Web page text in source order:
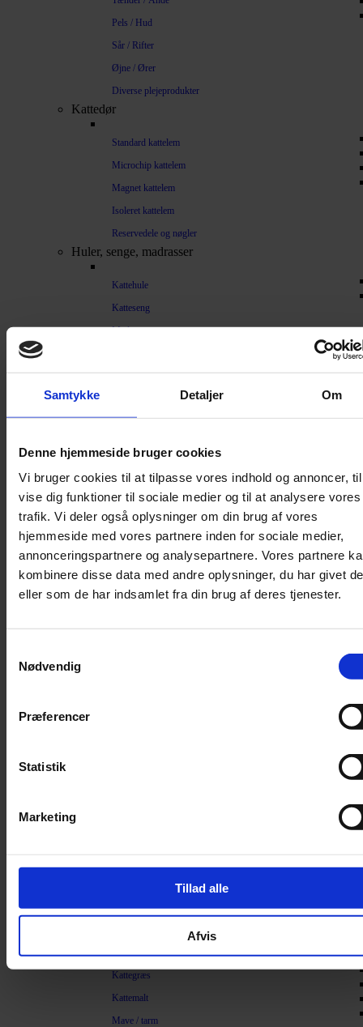
Samtykke Detaljer Om
Denne hjemmeside bruger cookies
Vi bruger cookies til at tilpasse vores indhold og annoncer,
vise dig funktioner til sociale medier og til at analysere vores
trafik. Vi deler også oplysninger om din brug af vores
hjemmeside med vores partnere inden for sociale medier,
annonceringspartnere og analysepartnere. Vores partnere
kombinere disse data med andre oplysninger, du har givet
eller som de har indsamlet fra din brug af deres tjenester.
Nødvendig
Præferencer
Statistik
Marketing
Tillad alle
Afvis
Pels / Hud
Sår / Rifter
Øjne / Ører
Diverse plejeprodukter
Kattedør
Standard kattelem
Microchip kattelem
Magnet kattelem
Isoleret kattelem
Reservedele og nøgler
Huler, senge, madrasser
Kattehule
Katteseng
Madrasser
Halsbånd og seler
Halsbånd
Halsbånd med lys
Seler / Liner
Kattetegn
Kattetoilet
Kattetoilet
Selvrensende toilet
Energiboost
Kattegræs
Kattemalt
Mave / tarm